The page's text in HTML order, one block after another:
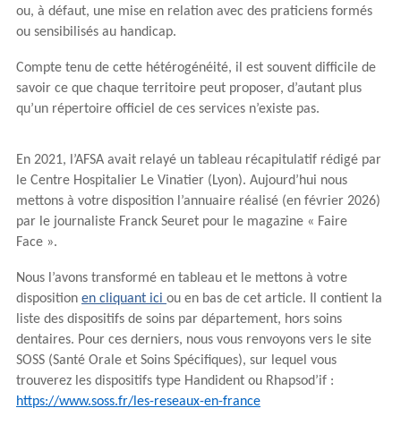
ou, à défaut, une mise en relation avec des praticiens formés
ou sensibilisés au handicap.
Compte tenu de cette hétérogénéité, il est souvent difficile de
savoir ce que chaque territoire peut proposer, d’autant plus
qu’un répertoire officiel de ces services n’existe pas.
En 2021, l’AFSA avait relayé un tableau récapitulatif rédigé par
le Centre Hospitalier Le Vinatier (Lyon). Aujourd’hui nous
mettons à votre disposition l’annuaire réalisé (en février 2026)
par le journaliste Franck Seuret pour le magazine « Faire
Face ».
Nous l’avons transformé en tableau et le mettons à votre
disposition en cliquant ici ou en bas de cet article. Il contient la
liste des dispositifs de soins par département, hors soins
dentaires. Pour ces derniers, nous vous renvoyons vers le site
SOSS (Santé Orale et Soins Spécifiques), sur lequel vous
trouverez les dispositifs type Handident ou Rhapsod’if :
https://www.soss.fr/les-reseaux-en-france